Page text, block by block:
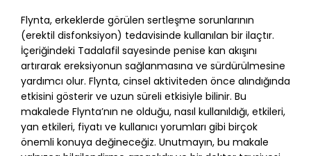
Flynta, erkeklerde görülen sertleşme sorunlarının
(erektil disfonksiyon) tedavisinde kullanılan bir ilaçtır.
İçeriğindeki Tadalafil sayesinde penise kan akışını
artırarak ereksiyonun sağlanmasına ve sürdürülmesine
yardımcı olur. Flynta, cinsel aktiviteden önce alındığında
etkisini gösterir ve uzun süreli etkisiyle bilinir. Bu
makalede Flynta’nın ne olduğu, nasıl kullanıldığı, etkileri,
yan etkileri, fiyatı ve kullanıcı yorumları gibi birçok
önemli konuya değineceğiz. Unutmayın, bu makale